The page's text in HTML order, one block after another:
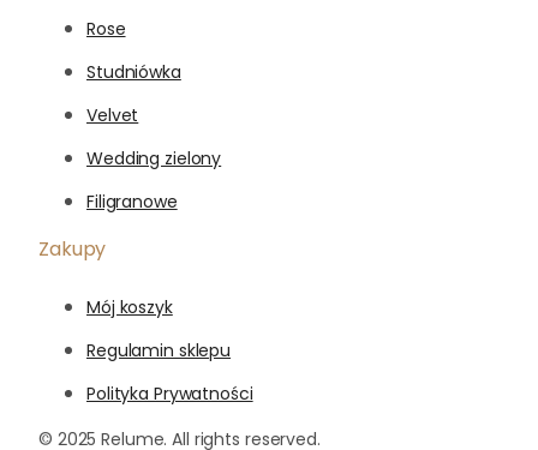
Rose
Studniówka
Velvet
Wedding zielony
Filigranowe
Zakupy
Mój koszyk
Regulamin sklepu
Polityka Prywatności
© 2025 Relume. All rights reserved.